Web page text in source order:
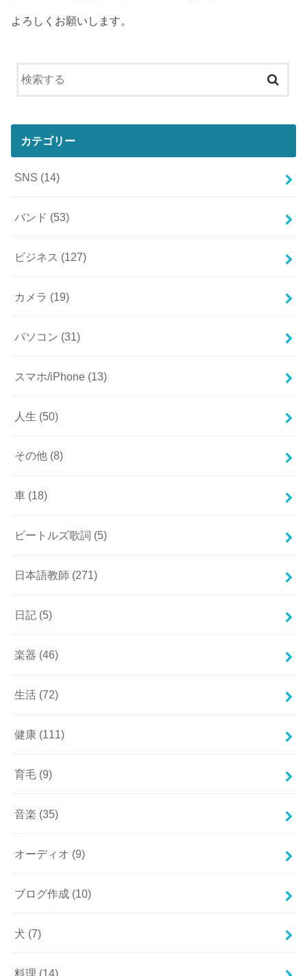
よろしくお願いします。
カテゴリー
SNS (14)
バンド (53)
ビジネス (127)
カメラ (19)
パソコン (31)
スマホ/iPhone (13)
人生 (50)
その他 (8)
車 (18)
ビートルズ歌詞 (5)
日本語教師 (271)
日記 (5)
楽器 (46)
生活 (72)
健康 (111)
育毛 (9)
音楽 (35)
オーディオ (9)
ブログ作成 (10)
犬 (7)
料理 (14)